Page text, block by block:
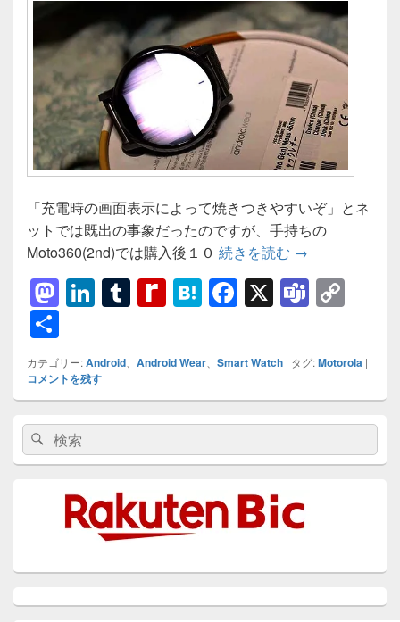
「充電時の画面表示によって焼きつきやすいぞ」とネ
ットでは既出の事象だったのですが、手持ちの
Moto360(2nd)では購入後１０ 続きを読む 【故障】
→
M
st
o
d
o
n
Li
k
e
dI
n
T
m
bl
r
R
di
ff
M
y
P
a
g
e
H
e
n
a
F
c
e
b
o
o
k
X T
a
m
s
p
y
Li
n
k
有
カテゴリー:Android Android Wear Smart Watch | タグ:Motorola |
コメントを残す
メ
ン
サ
ィ
検
索:
検
索